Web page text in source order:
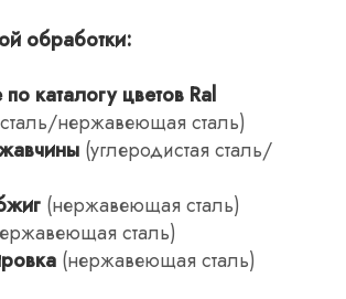
обработки:
каталогу цветов Ral
нержавеющая сталь)
(углеродистая сталь/
(нержавеющая сталь)
сталь)
(нержавеющая сталь)